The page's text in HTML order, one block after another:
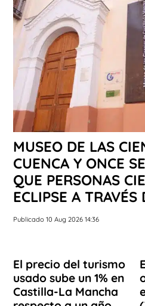
MUSEO DE LAS
CUENCA Y ONCE
QUE PERSONAS
ECLIPSE A
Publicado 10 Aug 2026 14:36
El precio del turismo
usado sube un 1% en
Castilla-La Mancha